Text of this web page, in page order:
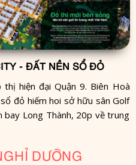
- ĐẤT NỀN SỔ ĐỎ
thị hiện đại Quận 9. Biên Hoà
đỏ hiếm hoi sở hữu sân Golf
bay Long Thành, 20p về trung
DƯỠNG